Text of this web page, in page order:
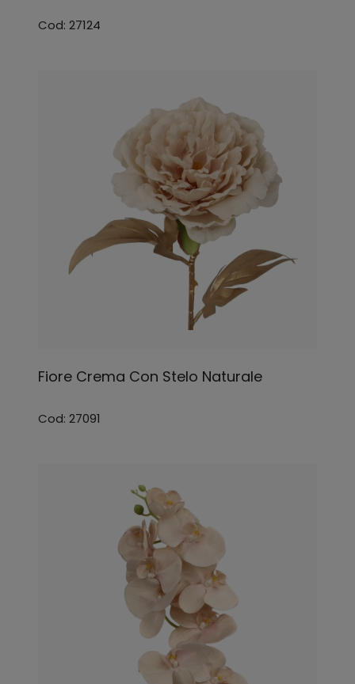
Cod: 27124
Fiore Crema Con Stelo Naturale
Cod: 27091